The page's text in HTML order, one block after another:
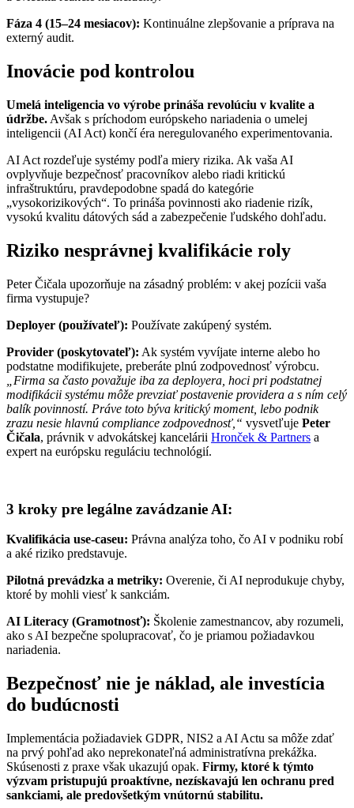
Fáza 4 (15–24 mesiacov): Kontinuálne zlepšovanie a príprava na
externý audit.
Inovácie pod kontrolou
Umelá inteligencia vo výrobe prináša revolúciu v kvalite a
údržbe. Avšak s príchodom európskeho nariadenia o umelej
inteligencii (AI Act) končí éra neregulovaného experimentovania.
AI Act rozdeľuje systémy podľa miery rizika. Ak vaša AI
ovplyvňuje bezpečnosť pracovníkov alebo riadi kritickú
infraštruktúru, pravdepodobne spadá do kategórie
„vysokorizikových“. To prináša povinnosti ako riadenie rizík,
vysokú kvalitu dátových sád a zabezpečenie ľudského dohľadu.
Riziko nesprávnej kvalifikácie roly
Peter Čičala upozorňuje na zásadný problém: v akej pozícii vaša
firma vystupuje?
Deployer (používateľ): Používate zakúpený systém.
Provider (poskytovateľ): Ak systém vyvíjate interne alebo ho
podstatne modifikujete, preberáte plnú zodpovednosť výrobcu.
„Firma sa často považuje iba za deployera, hoci pri podstatnej
modifikácii systému môže prevziať postavenie providera a s ním celý
balík povinností. Práve toto býva kritický moment, lebo podnik
zrazu nesie hlavnú compliance zodpovednosť,“ vysvetľuje Peter
Čičala, právnik v advokátskej kancelárii Hronček & Partners a
expert na európsku reguláciu technológií.
3 kroky pre legálne zavádzanie AI:
Kvalifikácia use-caseu: Právna analýza toho, čo AI v podniku robí
a aké riziko predstavuje.
Pilotná prevádzka a metriky: Overenie, či AI neprodukuje chyby,
ktoré by mohli viesť k sankciám.
AI Literacy (Gramotnosť): Školenie zamestnancov, aby rozumeli,
ako s AI bezpečne spolupracovať, čo je priamou požiadavkou
nariadenia.
Bezpečnosť nie je náklad, ale investícia
do budúcnosti
Implementácia požiadaviek GDPR, NIS2 a AI Actu sa môže zdať
na prvý pohľad ako neprekonateľná administratívna prekážka.
Skúsenosti z praxe však ukazujú opak. Firmy, ktoré k týmto
výzvam pristupujú proaktívne, nezískavajú len ochranu pred
sankciami, ale predovšetkým vnútornú stabilitu.